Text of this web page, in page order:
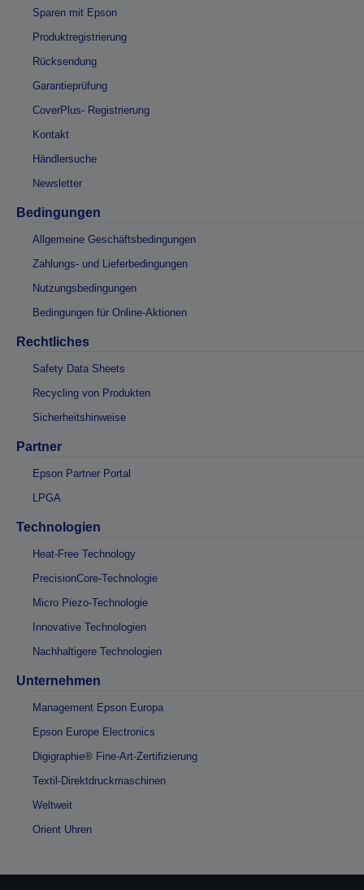
Sparen mit Epson
Produktregistrierung
Rücksendung
Garantieprüfung
CoverPlus- Registrierung
Kontakt
Händlersuche
Newsletter
Bedingungen
Allgemeine Geschäftsbedingungen
Zahlungs- und Lieferbedingungen
Nutzungsbedingungen
Bedingungen für Online-Aktionen
Rechtliches
Safety Data Sheets
Recycling von Produkten
Sicherheitshinweise
Partner
Epson Partner Portal
LPGA
Technologien
Heat-Free Technology
PrecisionCore-Technologie
Micro Piezo-Technologie
Innovative Technologien
Nachhaltigere Technologien
Unternehmen
Management Epson Europa
Epson Europe Electronics
Digigraphie® Fine-Art-Zertifizierung
Textil-Direktdruckmaschinen
Weltweit
Orient Uhren